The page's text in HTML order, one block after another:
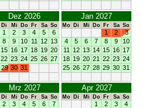
Dez 2026
Di Mi Do Fr Sa So
1 2 3 4 5
6
8 9 10 11 12 13
15 16 17 18 19 20
22 23 24 25 26 27
29 30 31
Jan 2027
Mo Di Mi Do Fr Sa So
1 2
3
4
5 6 7 8 9
10
11
12 13 14 15 16 17
18 19 20 21 22 23 24
25 26 27 28 29 30 31
Mrz 2027
Di Mi Do Fr Sa So
2 3 4 5 6
7
Apr 2027
Mo Di Mi Do Fr Sa So
1 2 3
4